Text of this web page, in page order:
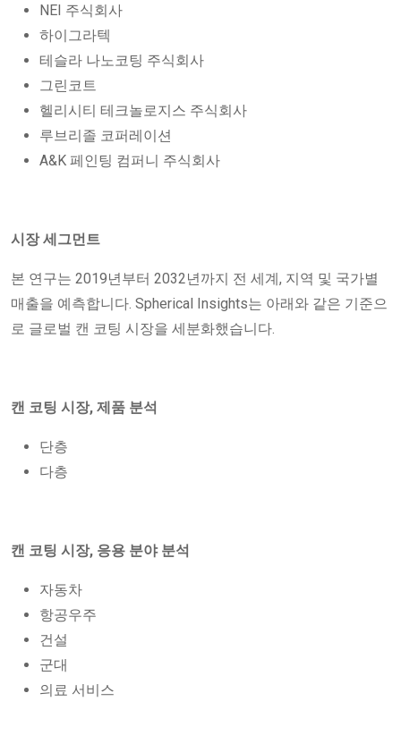
NEI 주식회사
하이그라텍
테슬라 나노코팅 주식회사
그린코트
헬리시티 테크놀로지스 주식회사
루브리졸 코퍼레이션
A&K 페인팅 컴퍼니 주식회사
시장 세그먼트
본 연구는 2019년부터 2032년까지 전 세계, 지역 및 국가별
매출을 예측합니다. Spherical Insights는 아래와 같은 기준으
로 글로벌 캔 코팅 시장을 세분화했습니다.
캔 코팅 시장, 제품 분석
단층
다층
캔 코팅 시장, 응용 분야 분석
자동차
항공우주
건설
군대
의료 서비스